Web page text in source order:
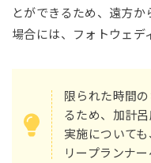
とができるため、遠方
場合には、フォトウェデ
限られた時間
るため、加計
実施について
リープランナ